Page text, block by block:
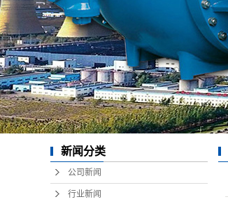
新闻分类
公司新闻
行业新闻